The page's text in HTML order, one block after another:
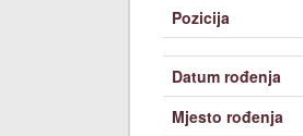
Pozicija
Datum rođenja
Mjesto rođenja